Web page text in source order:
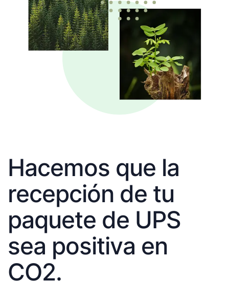
Hacemos que la
recepción de tu
paquete de UPS
sea positiva en
CO2.